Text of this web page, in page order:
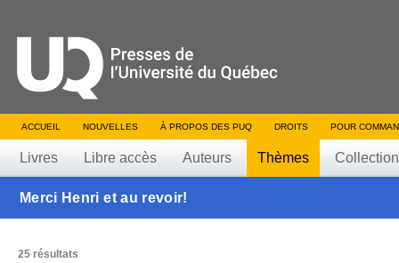
ACCUEIL NOUVELLES À PROPOS DES PUQ DROITS POUR
Livres Libre accès Auteurs Thèmes
Merci Henri et au revoir!
25 résultats